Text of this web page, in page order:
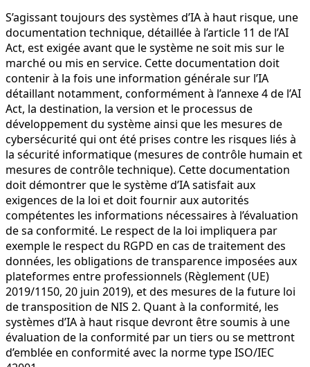
S’agissant toujours des systèmes d’IA à haut risque, une
documentation technique, détaillée à l’article 11 de l’AI
Act, est exigée avant que le système ne soit mis sur le
marché ou mis en service. Cette documentation doit
contenir à la fois une information générale sur l’IA
détaillant notamment, conformément à l’annexe 4 de l’AI
Act, la destination, la version et le processus de
développement du système ainsi que les mesures de
cybersécurité qui ont été prises contre les risques liés à
la sécurité informatique (mesures de contrôle humain et
mesures de contrôle technique). Cette documentation
doit démontrer que le système d’IA satisfait aux
exigences de la loi et doit fournir aux autorités
compétentes les informations nécessaires à l’évaluation
de sa conformité. Le respect de la loi impliquera par
exemple le respect du RGPD en cas de traitement des
données, les obligations de transparence imposées aux
plateformes entre professionnels (Règlement (UE)
2019/1150, 20 juin 2019), et des mesures de la future loi
de transposition de NIS 2. Quant à la conformité, les
systèmes d’IA à haut risque devront être soumis à une
évaluation de la conformité par un tiers ou se mettront
d’emblée en conformité avec la norme type ISO/IEC